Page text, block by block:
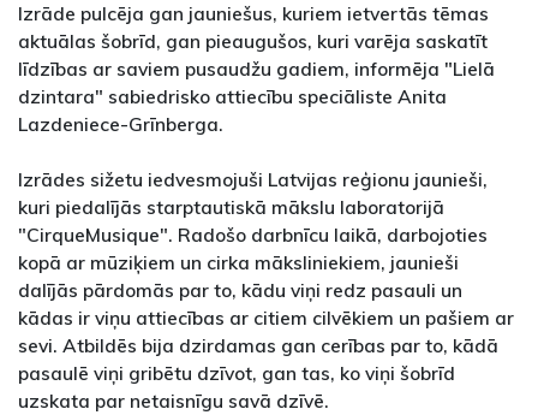
Izrāde pulcēja gan jauniešus, kuriem ietvertās tēmas
aktuālas šobrīd, gan pieaugušos, kuri varēja saskatīt
līdzības ar saviem pusaudžu gadiem, informēja "Lielā
dzintara" sabiedrisko attiecību speciāliste Anita
Lazdeniece-Grīnberga.
Izrādes sižetu iedvesmojuši Latvijas reģionu jaunieši,
kuri piedalījās starptautiskā mākslu laboratorijā
"CirqueMusique". Radošo darbnīcu laikā, darbojoties
kopā ar mūziķiem un cirka māksliniekiem, jaunieši
dalījās pārdomās par to, kādu viņi redz pasauli un
kādas ir viņu attiecības ar citiem cilvēkiem un pašiem ar
sevi. Atbildēs bija dzirdamas gan cerības par to, kādā
pasaulē viņi gribētu dzīvot, gan tas, ko viņi šobrīd
uzskata par netaisnīgu savā dzīvē.